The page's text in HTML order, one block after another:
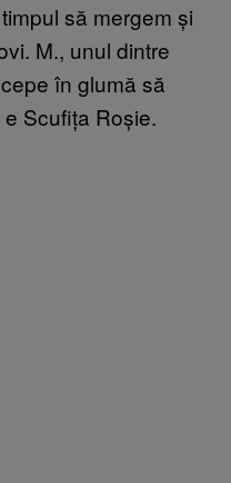
să mergem și
M., unul dintre
în glumă să
Scufița Roșie.